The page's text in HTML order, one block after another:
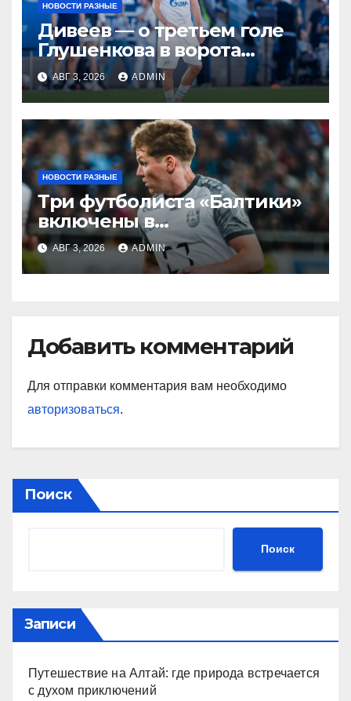
НОВОСТИ РАЗНЫЕ
Дивеев — о третьем голе
Глушенкова в ворота
«Оренбурга»: «Напомнил
Джону Джону, что
наигрывали в такой
ситуации»
АВГ 3, 2026 ADMIN
НОВОСТИ РАЗНЫЕ
Три футболиста «Балтики»
включены в
символическую сборную
2‑го тура РПЛ по версии
подписчиков МАТЧ
АВГ 3, 2026 ADMIN
Добавить комментарий
Для отправки комментария вам необходимо
авторизоваться.
Поиск
Поиск
Записи
Путешествие на Алтай: где природа встречается
с духом приключений